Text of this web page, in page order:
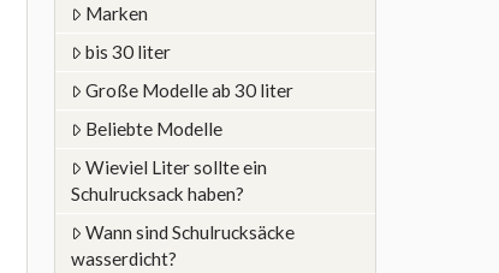
Marken
bis 30 liter
Große Modelle ab 30 liter
Beliebte Modelle
Wieviel Liter sollte ein
Schulrucksack haben?
Wann sind Schulrucksäcke
wasserdicht?